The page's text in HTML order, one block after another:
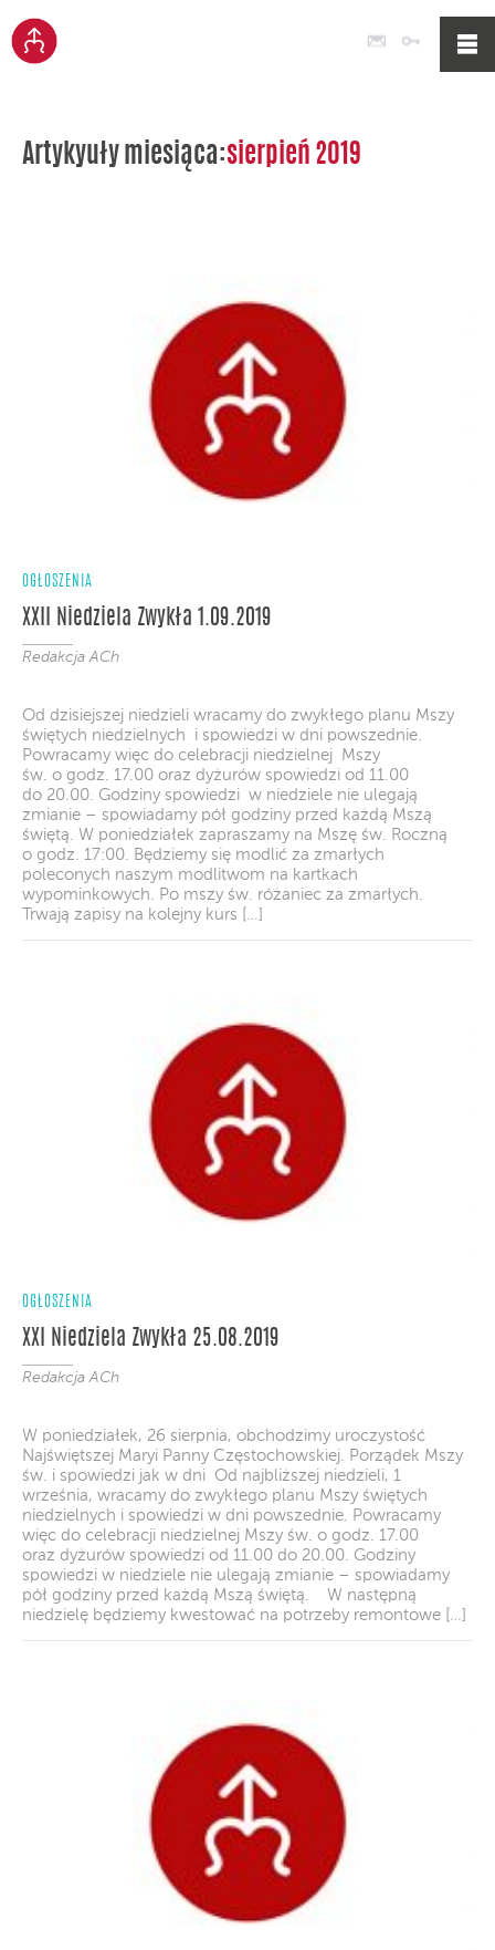
Poczta
Artykyuły miesiąca:sierpień 2019
OGŁOSZENIA
XXII Niedziela Zwykła 1.09.2019
Redakcja ACh
Od dzisiejszej niedzieli wracamy do zwykłego planu Mszy
świętych niedzielnych i spowiedzi w dni powszednie.
Powracamy więc do celebracji niedzielnej Mszy
św. o godz. 17.00 oraz dyżurów spowiedzi od 11.00
do 20.00. Godziny spowiedzi w niedziele nie ulegają
zmianie – spowiadamy pół godziny przed każdą Mszą
świętą. W poniedziałek zapraszamy na Mszę św. Roczną
o godz. 17:00. Będziemy się modlić za zmarłych
poleconych naszym modlitwom na kartkach
wypominkowych. Po mszy św. różaniec za zmarłych.
Trwają zapisy na kolejny kurs […]
OGŁOSZENIA
XXI Niedziela Zwykła 25.08.2019
Redakcja ACh
W poniedziałek, 26 sierpnia, obchodzimy uroczystość
Najświętszej Maryi Panny Częstochowskiej. Porządek Mszy
św. i spowiedzi jak w dni Od najbliższej niedzieli, 1
września, wracamy do zwykłego planu Mszy świętych
niedzielnych i spowiedzi w dni powszednie. Powracamy
więc do celebracji niedzielnej Mszy św. o godz. 17.00
oraz dyżurów spowiedzi od 11.00 do 20.00. Godziny
spowiedzi w niedziele nie ulegają zmianie – spowiadamy
pół godziny przed każdą Mszą świętą. W następną
niedzielę będziemy kwestować na potrzeby remontowe […]